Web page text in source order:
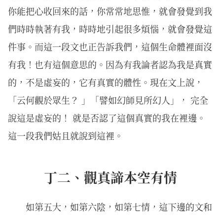
你能把心收回來的話，你常常地思惟，就會發覺到我
們時時執著有我，時時地引起很多煩惱，就會發覺這
件事。而這一段文也正告訴我們，這個生命體裡面沒
有我！也有這個意思的。因為有我論者認為我是真實
的，不是虛妄的，它有真實的體性。現在文上說，
「云何觀於眾生？ 」「譬如幻師見所幻人」， 完全
說這是虛妄的！ 就是否認了這個真實的我在裡邊。
這一段我們姑且就說到這裡。
丁二、觀真諦本空有情
如第五大，如第六陰，如第七情，這下邊的文和